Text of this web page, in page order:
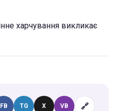
харчування викликає
FB TG X VB 🔗